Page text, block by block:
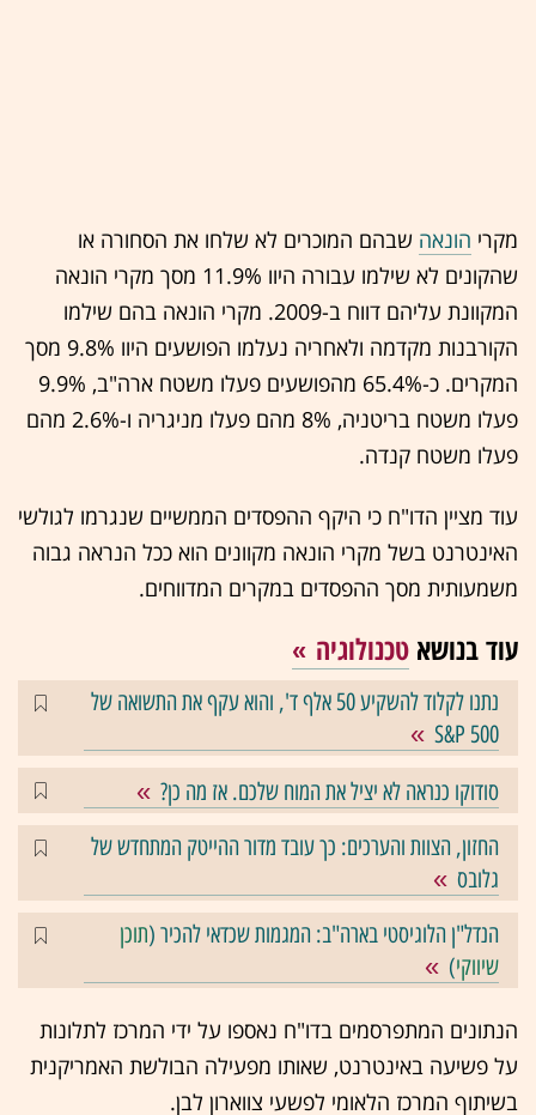
מקרי הונאה שבהם המוכרים לא שלחו את הסחורה או
שהקונים לא שילמו עבורה היוו 11.9% מסך מקרי הונאה
המקוונת עליהם דווח ב-2009. מקרי הונאה בהם שילמו
הקורבנות מקדמה ולאחריה נעלמו הפושעים היוו 9.8% מסך
המקרים. כ-65.4% מהפושעים פעלו משטח ארה"ב, 9.9%
פעלו משטח בריטניה, 8% מהם פעלו מניגריה ו-2.6% מהם
פעלו משטח קנדה.
עוד מציין הדו"ח כי היקף ההפסדים הממשיים שנגרמו לגולשי
האינטרנט בשל מקרי הונאה מקוונים הוא ככל הנראה גבוה
משמעותית מסך ההפסדים במקרים המדווחים.
עוד בנושא טכנולוגיה
נתנו לקלוד להשקיע 50 אלף ד', והוא עקף את התשואה של
S&P 500
סודוקו כנראה לא יציל את המוח שלכם. אז מה כן?
החזון, הצוות והערכים: כך עובד מדור ההייטק המתחדש של
גלובס
הנדל"ן הלוגיסטי בארה"ב: המגמות שכדאי להכיר (תוכן
שיווקי)
הנתונים המתפרסמים בדו"ח נאספו על ידי המרכז לתלונות
על פשיעה באינטרנט, שאותו מפעילה הבולשת האמריקנית
בשיתוף המרכז הלאומי לפשעי צווארון לבן.